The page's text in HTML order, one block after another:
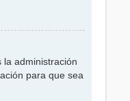
la administración
para que sea